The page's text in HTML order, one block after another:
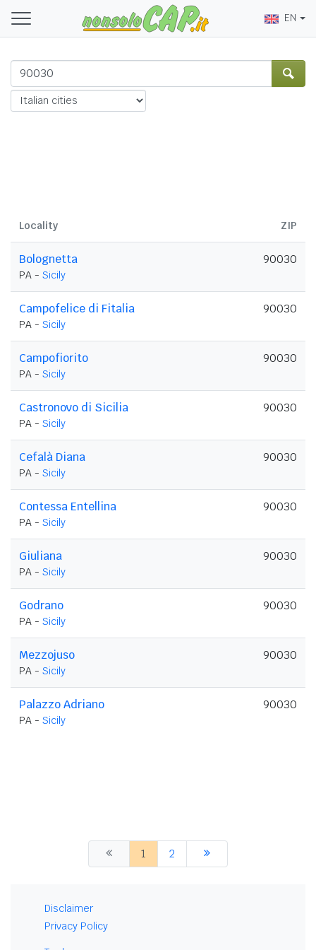
EN
Locality ZIP
Bolognetta
PA - Sicily
90030
Campofelice di Fitalia
PA - Sicily
90030
Campofiorito
PA - Sicily
90030
Castronovo di Sicilia
PA - Sicily
90030
Cefalà Diana
PA - Sicily
90030
Contessa Entellina
PA - Sicily
90030
Giuliana
PA - Sicily
90030
Godrano
PA - Sicily
90030
Mezzojuso
PA - Sicily
90030
Palazzo Adriano
PA - Sicily
90030
1 2
Disclaimer
Privacy Policy